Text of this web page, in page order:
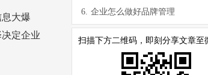
6. 企业怎么做好品牌管理
扫描下方二维码，即刻分享文章至